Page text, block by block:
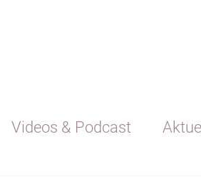
Videos & Podcast